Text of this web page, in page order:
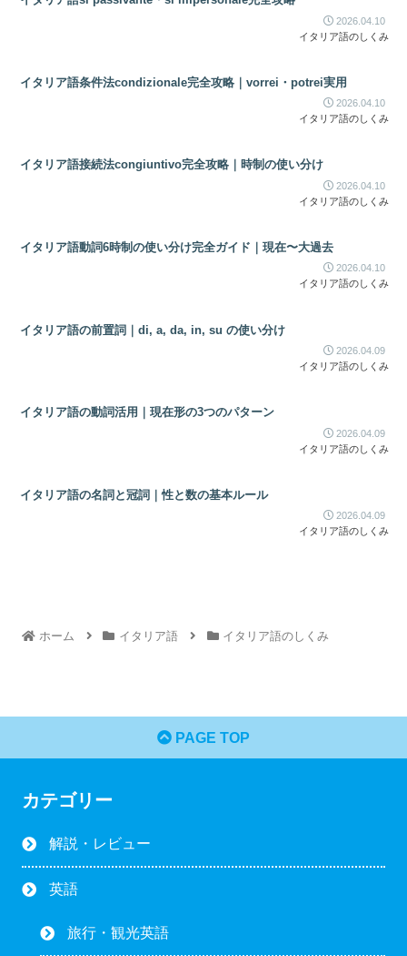
2026.04.10
イタリア語のしくみ
イタリア語条件法condizionale完全攻略｜vorrei・potrei実用
2026.04.10
イタリア語のしくみ
イタリア語接続法congiuntivo完全攻略｜時制の使い分け
2026.04.10
イタリア語のしくみ
イタリア語動詞6時制の使い分け完全ガイド｜現在〜大過去
2026.04.10
イタリア語のしくみ
イタリア語の前置詞｜di, a, da, in, su の使い分け
2026.04.09
イタリア語のしくみ
イタリア語の動詞活用｜現在形の3つのパターン
2026.04.09
イタリア語のしくみ
イタリア語の名詞と冠詞｜性と数の基本ルール
2026.04.09
イタリア語のしくみ
ホーム イタリア語 イタリア語のしくみ
PAGE TOP
カテゴリー
解説・レビュー
英語
旅行・観光英語